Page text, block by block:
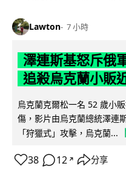
Lawton 7 小時
澤連斯基怒斥俄
追殺烏克蘭小販
烏克蘭克爾松一名 52 歲小
傷，影片由烏克蘭總統澤連
「狩獵式」攻擊，烏克蘭...
38 12 ↗ 分享